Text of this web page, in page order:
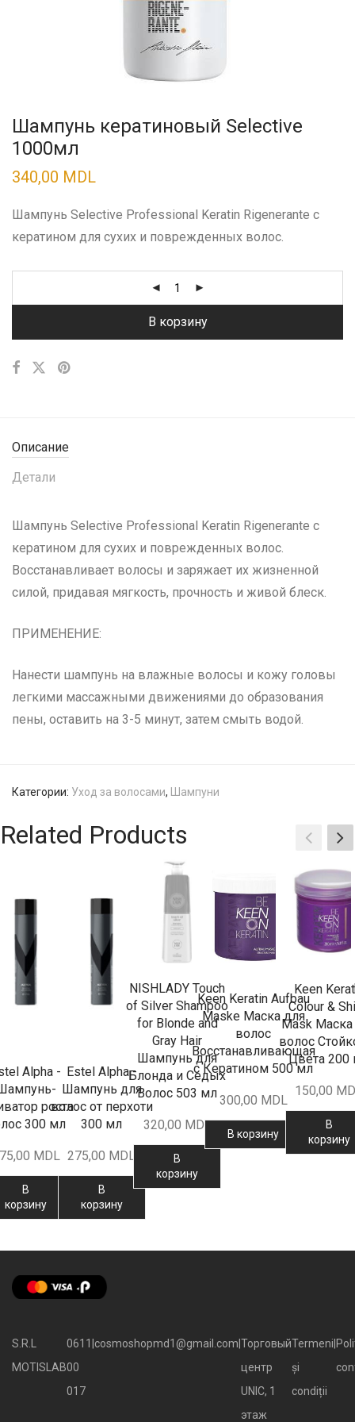
Шампунь кератиновый Selective
1000мл
340,00 MDL
Шампунь Selective Professional Keratin Rigenerante с
кератином для сухих и поврежденных волос.
В корзину
Описание
Детали
Шампунь Selective Professional Keratin Rigenerante с
кератином для сухих и поврежденных волос.
Восстанавливает волосы и заряжает их жизненной
силой, придавая мягкость, прочность и живой блеск.
ПРИМЕНЕНИЕ:
Нанести шампунь на влажные волосы и кожу головы
легкими массажными движениями до образования
пены, оставить на 3-5 минут, затем смыть водой.
Категории: Уход за волосами, Шампуни
Related Products
Alpha -
роста
300 мл
MDL
В
корзину
Estel Alpha -
Шампунь для
волос от перхоти
300 мл
275,00 MDL
В
корзину
NISHLADY Touch
of Silver Shampoo
for Blonde and
Gray Hair
Шампунь для
Блонда и Седых
Волос 503 мл
320,00 MDL
В
корзину
Keen Keratin Aufbau
Maske Маска для
волос
Восстанавливающая
с Кератином 500 мл
300,00 MDL
В корзину
Keen
Colour &
Mask
волос
Цвета 200
150,00
В
корзину
S.R.L
MOTISLAB
0611
00
017
cosmoshopmd1@gmail.com Торговый
центр
UNIC, 1
этаж
Termeni
și
condiții